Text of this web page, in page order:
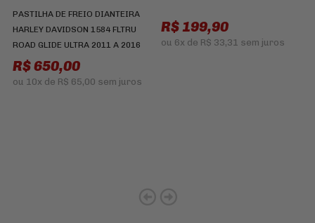
PASTILHA DE FREIO DIANTEIRA
HARLEY DAVIDSON 1584 FLTRU
ROAD GLIDE ULTRA 2011 A 2016
R$ 650,00
ou 10x de R$ 65,00 sem juros
R$ 199,90
ou 6x de R$ 33,31 sem juros